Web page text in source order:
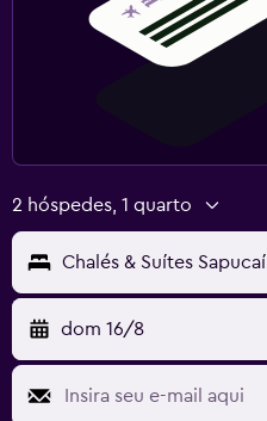
2 hóspedes, 1 quarto
Chalés & Suítes Sapucaí
dom 16/8